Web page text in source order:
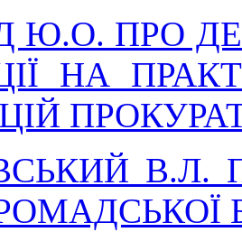
Ю.О. ПРО
НА
В.Л.